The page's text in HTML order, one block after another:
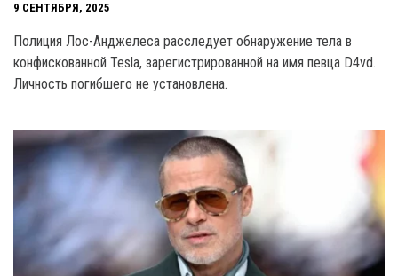
9 СЕНТЯБРЯ, 2025
Полиция Лос-Анджелеса расследует обнаружение тела в
конфискованной Tesla, зарегистрированной на имя певца D4vd.
Личность погибшего не установлена.